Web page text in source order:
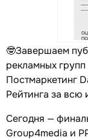
🤓Завершаем
рекламных групп
Постмаркетинг
Рейтинга за
Сегодня —
Group4media и